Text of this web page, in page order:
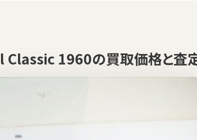
1960の買取価格と査